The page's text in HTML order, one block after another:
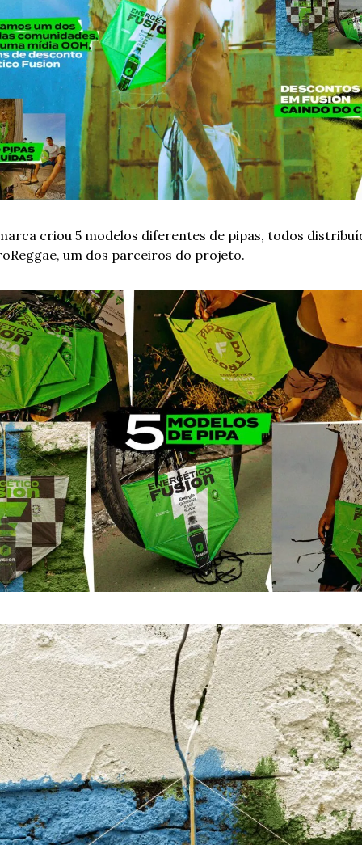
criou 5 modelos diferentes de pipas, todos
um dos parceiros do projeto.